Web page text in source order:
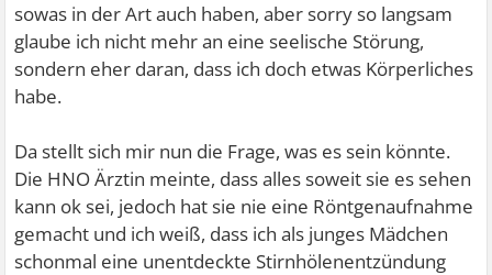
sowas in der Art auch haben, aber sorry so langsam
glaube ich nicht mehr an eine seelische Störung,
sondern eher daran, dass ich doch etwas Körperliches
habe.
Da stellt sich mir nun die Frage, was es sein könnte.
Die HNO Ärztin meinte, dass alles soweit sie es sehen
kann ok sei, jedoch hat sie nie eine Röntgenaufnahme
gemacht und ich weiß, dass ich als junges Mädchen
schonmal eine unentdeckte Stirnhölenentzündung